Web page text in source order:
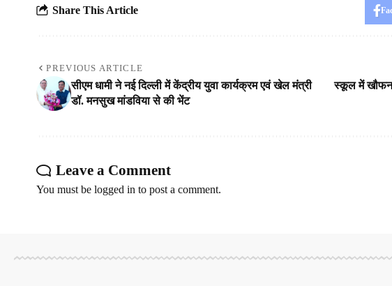
Share This Article
PREVIOUS ARTICLE
सीएम धामी ने नई दिल्ली में केंद्रीय युवा कार्यक्रम एवं खेल मंत्री
डॉ. मनसुख मांडविया से की भेंट
स्कूल में
Leave a Comment
You must be logged in to post a comment.